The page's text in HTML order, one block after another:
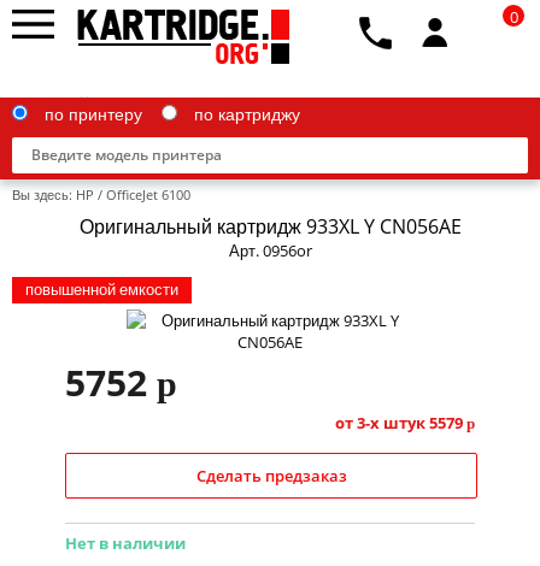
Brother
Epson
Kodak
по принтеру по картриджу
0
Вы здесь: HP / OfficeJet 6100
Оригинальный картридж 933XL Y CN056AE
Арт. 0956or
повышенной емкости
5752 p
от 3-х штук5579 p
Сделать предзаказ
Нет в наличии